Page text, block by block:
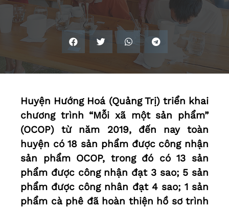
Huyện Hướng Hoá (Quảng Trị) triển khai
chương trình “Mỗi xã một sản phẩm”
(OCOP) từ năm 2019, đến nay toàn
huyện có 18 sản phẩm được công nhận
sản phẩm OCOP, trong đó có 13 sản
phẩm được công nhận đạt 3 sao; 5 sản
phẩm được công nhân đạt 4 sao; 1 sản
phẩm cà phê đã hoàn thiện hồ sơ trình